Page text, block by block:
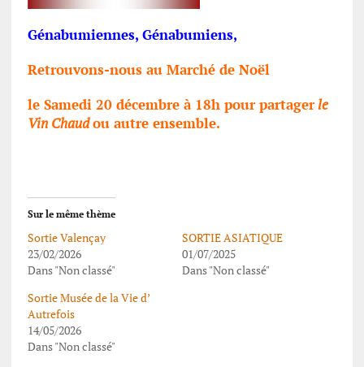
Génabumiennes, Génabumiens,
Retrouvons-nous au Marché de Noël
le Samedi 20 décembre à 18h pour partagerle
Vin Chaudou autre ensemble.
Sur le même thème
Sortie Valençay
23/02/2026
Dans "Non classé"
SORTIE ASIATIQUE
01/07/2025
Dans "Non classé"
Sortie Musée de la Vie d’
Autrefois
14/05/2026
Dans "Non classé"